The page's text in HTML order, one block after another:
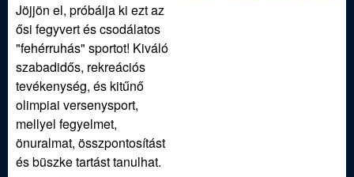
Jöjjön el, próbálja ki ezt az
ősi fegyvert és csodálatos
"fehérruhás" sportot! Kiváló
szabadidős, rekreációs
tevékenység, és kitűnő
olimpiai versenysport,
mellyel fegyelmet,
önuralmat, összpontosítást
és büszke tartást tanulhat.